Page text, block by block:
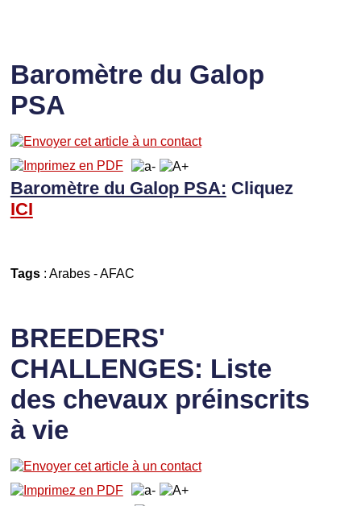
Baromètre du Galop
PSA
Baromètre du Galop PSA: Cliquez
ICI
Tags: Arabes-AFAC
BREEDERS'
CHALLENGES: Liste
des chevaux préinscrits
à vie